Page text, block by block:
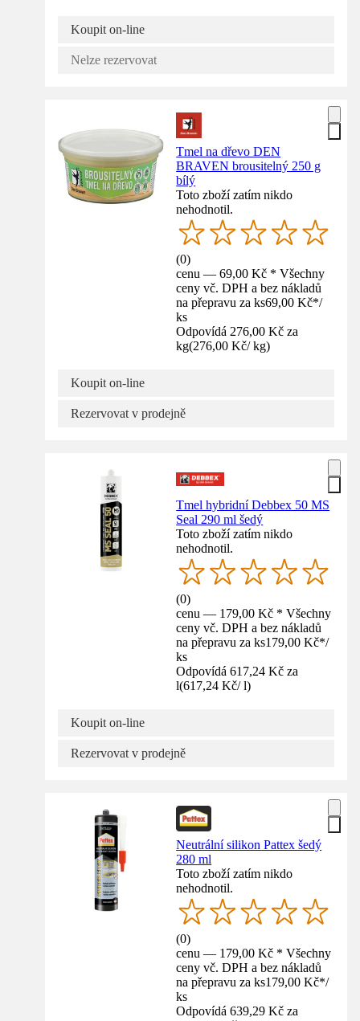
Koupit on-line
Nelze rezervovat
Tmel na dřevo DEN
BRAVEN brousitelný 250 g
bílý
Toto zboží zatím nikdo
nehodnotil.
(0)
cenu — 69,00 Kč * Všechny
ceny vč. DPH a bez nákladů
na přepravu za ks69,00 Kč*/
ks
Odpovídá 276,00 Kč za
kg(276,00 Kč/ kg)
Koupit on-line
Rezervovat v prodejně
Tmel hybridní Debbex 50 MS
Seal 290 ml šedý
Toto zboží zatím nikdo
nehodnotil.
(0)
cenu — 179,00 Kč * Všechny
ceny vč. DPH a bez nákladů
na přepravu za ks179,00 Kč*/
ks
Odpovídá 617,24 Kč za
l(617,24 Kč/ l)
Koupit on-line
Rezervovat v prodejně
Neutrální silikon Pattex šedý
280 ml
Toto zboží zatím nikdo
nehodnotil.
(0)
cenu — 179,00 Kč * Všechny
ceny vč. DPH a bez nákladů
na přepravu za ks179,00 Kč*/
ks
Odpovídá 639,29 Kč za